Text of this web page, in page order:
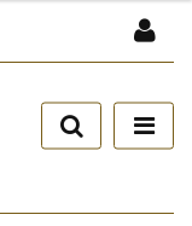
Zaloguj się
Zarejestruj się